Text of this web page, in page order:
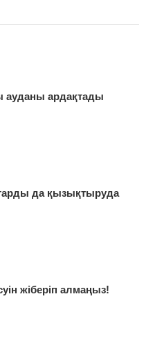
ауданы ардақтады
да қызықтыруда
жіберіп алмаңыз!